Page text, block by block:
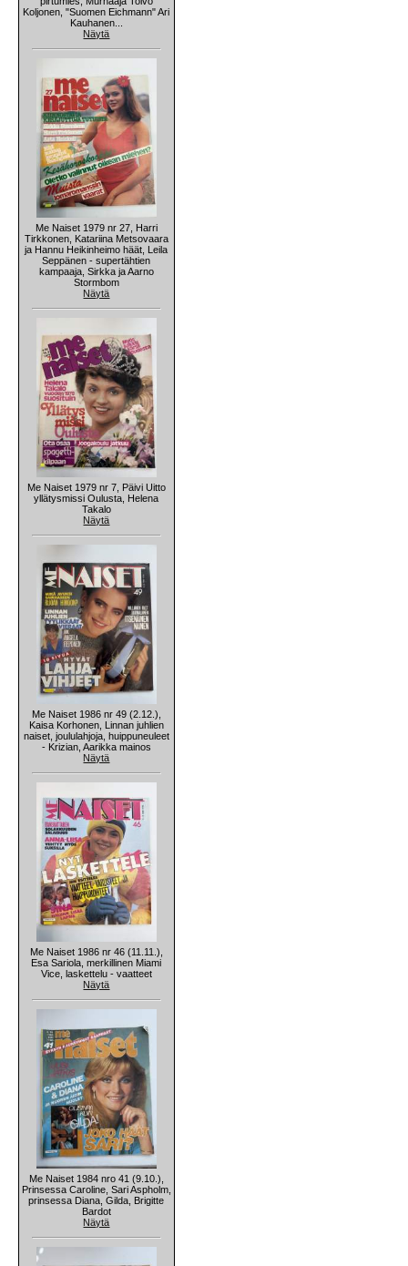
Koljonen, "Suomen Eichmann" Ari
Kauhanen...
Näytä
Me Naiset 1979 nr 27, Harri
Tirkkonen, Katariina Metsovaara
ja Hannu Heikinheimo häät, Leila
Seppänen - supertähtien
kampaaja, Sirkka ja Aarno
Stormbom
Näytä
Me Naiset 1979 nr 7, Päivi Uitto
yllätysmissi Oulusta, Helena
Takalo
Näytä
Me Naiset 1986 nr 49 (2.12.),
Kaisa Korhonen, Linnan juhlien
naiset, joululahjoja, huippuneuleet
- Krizian, Aarikka mainos
Näytä
Me Naiset 1986 nr 46 (11.11.),
Esa Sariola, merkillinen Miami
Vice, laskettelu - vaatteet
Näytä
Me Naiset 1984 nro 41 (9.10.),
Prinsessa Caroline, Sari Aspholm,
prinsessa Diana, Gilda, Brigitte
Bardot
Näytä